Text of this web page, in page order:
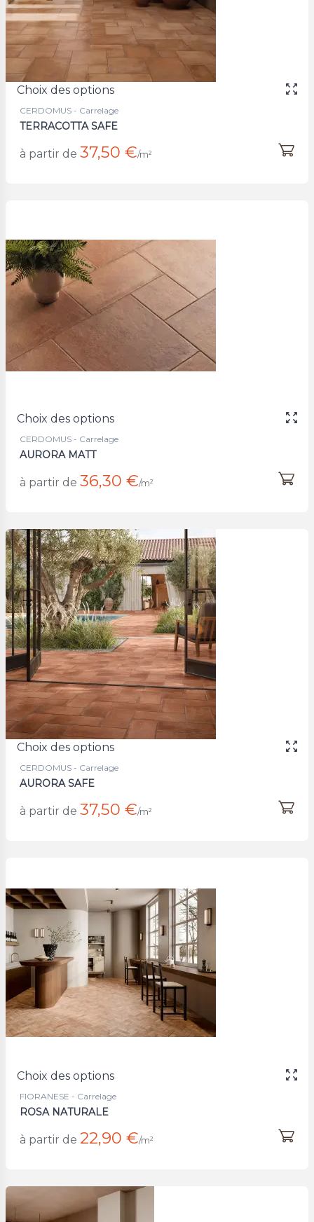
Choix des options
CERDOMUS - Carrelage
TERRACOTTA SAFE
à partir de 37,50 €/m²
Choix des options
CERDOMUS - Carrelage
AURORA MATT
à partir de 36,30 €/m²
Choix des options
CERDOMUS - Carrelage
AURORA SAFE
à partir de 37,50 €/m²
Choix des options
FIORANESE - Carrelage
ROSA NATURALE
à partir de 22,90 €/m²